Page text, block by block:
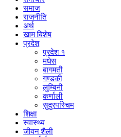
समाज
राजनीति
अर्थ
खाम बिशेष
प्रदेश
प्रदेश १
मधेस
बागमती
गण्डकी
लुम्बिनी
कर्णाली
सुदुरपस्चिम
शिक्षा
स्वास्थ्य
जीवन शैली